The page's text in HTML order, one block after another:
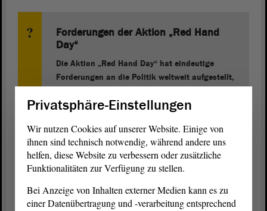
Forderungen der Aktion „Red Hand
Day“
Die Aktion „Red Hand Day“ hat eindeutige
Forderungen an die Politik weltweit aufgestellt,
in Armeen, bewaffneten Gruppen oder
anderen militärischen Verbänden eingesetzt
oder geschult werden
Bestrafung der Verantwortlichen
Versorgung, Schutz und politisches Asyl für
Privatsphäre-Einstellungen
Wir nutzen Cookies auf unserer Website. Einige von
ihnen sind technisch notwendig, während andere uns
helfen, diese Website zu verbessern oder zusätzliche
Funktionalitäten zur Verfügung zu stellen.
Bei Anzeige von Inhalten externer Medien kann es zu
einer Datenübertragung und -verarbeitung entsprechend